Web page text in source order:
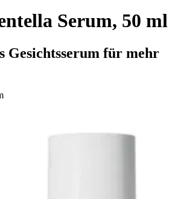
Serum, 50 ml
Gesichtsserum für mehr